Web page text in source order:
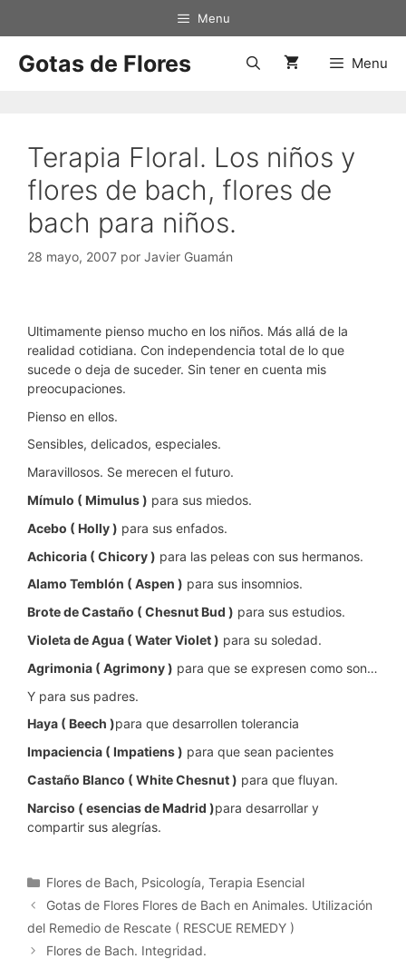
Menu
Gotas de Flores Menu
Terapia Floral. Los niños y
flores de bach, flores de
bach para niños.
28 mayo, 2007 por Javier Guamán
Ultimamente pienso mucho en los niños. Más allá de la
realidad cotidiana. Con independencia total de lo que
sucede o deja de suceder. Sin tener en cuenta mis
preocupaciones.
Pienso en ellos.
Sensibles, delicados, especiales.
Maravillosos. Se merecen el futuro.
Mímulo ( Mimulus ) para sus miedos.
Acebo ( Holly ) para sus enfados.
Achicoria ( Chicory ) para las peleas con sus hermanos.
Alamo Temblón ( Aspen ) para sus insomnios.
Brote de Castaño ( Chesnut Bud ) para sus estudios.
Violeta de Agua ( Water Violet ) para su soledad.
Agrimonia ( Agrimony ) para que se expresen como son…
Y para sus padres.
Haya ( Beech )para que desarrollen tolerancia
Impaciencia ( Impatiens ) para que sean pacientes
Castaño Blanco ( White Chesnut ) para que fluyan.
Narciso ( esencias de Madrid )para desarrollar y
compartir sus alegrías.
Categorías
Flores de Bach, Psicología,Terapia Esencial
Gotas de Flores Flores de Bach en Animales. Utilización
del Remedio de Rescate ( RESCUE REMEDY )
Flores de Bach. Integridad.